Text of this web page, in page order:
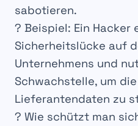
sabotieren.
? Beispiel: Ein
Sicherheitslücke auf
Unternehmens und
Schwachstelle, um die
Lieferantendaten zu
? Wie schützt man